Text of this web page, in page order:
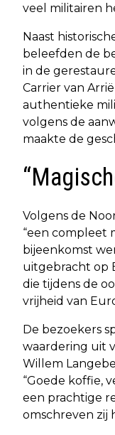
veel militairen
Naast
beleefden de
in de
Carrier van
authentieke
volgens de
maakte de
Volgens de
“een compleet
bijeenkomst
uitgebracht op
die tijdens de
vrijheid van
De bezoekers
waardering uit
Willem
“Goede koffie,
een prachtige
omschreven zij